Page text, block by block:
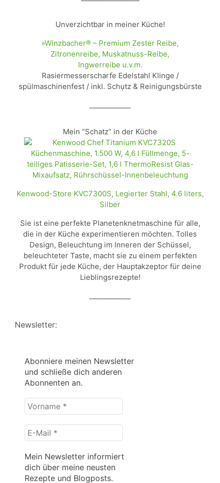
Unverzichtbar in meiner Küche!
»Winzbacher® – Premium Zester Reibe,
Zitronenreibe, Muskatnuss-Reibe,
Ingwerreibe u.v.m.
Rasiermesserscharfe Edelstahl Klinge /
spülmaschinenfest / inkl. Schụtz & Reinigungsbürste
Mein “Schatz” in der Küche
Kenwood-Store KVC7300S, Legierter Stahl, 4.6 liters,
Silber
Sie ist eine perfekte Planetenknetmaschine für alle,
die in der Küche experimentieren möchten. Tolles
Design, Beleuchtung im Inneren der Schüssel,
beleuchteter Taste, macht sie zu einem perfekten
Produkt für jede Küche, der Hauptakzeptor für deine
Lieblingsrezepte!
Newsletter:
Abonniere meinen Newsletter
und schließe dich anderen
Abonnenten an.
Vorname
*
E-
Mail
Mein Newsletter informiert
dich über meine neusten
Rezepte und Blogposts.